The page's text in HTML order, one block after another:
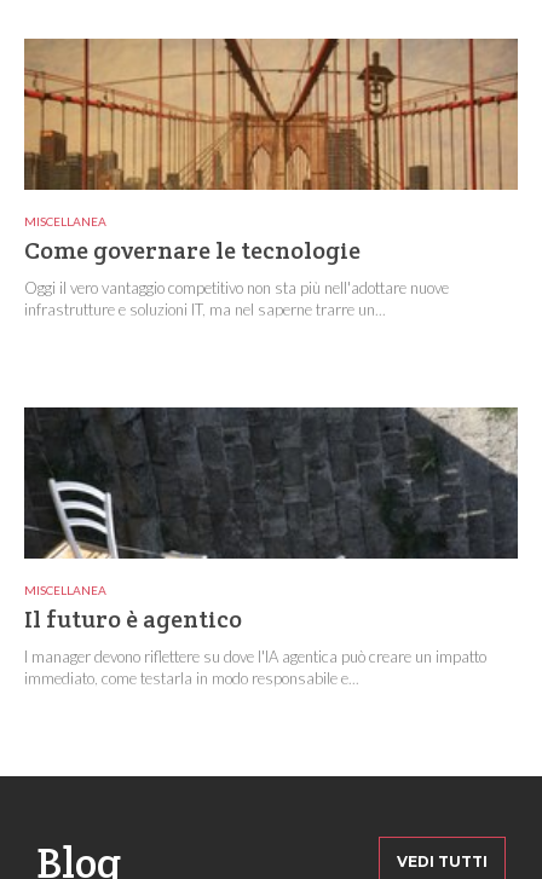
MISCELLANEA
Come governare le tecnologie
Oggi il vero vantaggio competitivo non sta più nell'adottare nuove
infrastrutture e soluzioni IT, ma nel saperne trarre un...
MISCELLANEA
Il futuro è agentico
I manager devono riflettere su dove l'IA agentica può creare un impatto
immediato, come testarla in modo responsabile e...
Blog VEDI TUTTI